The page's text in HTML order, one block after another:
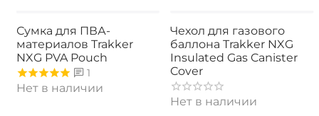
Сумка для ПВА-
материалов Trakker
NXG PVA Pouch
1
Нет в наличии
Чехол для газового
баллона Trakker NXG
Insulated Gas Canister
Cover
Нет в наличии